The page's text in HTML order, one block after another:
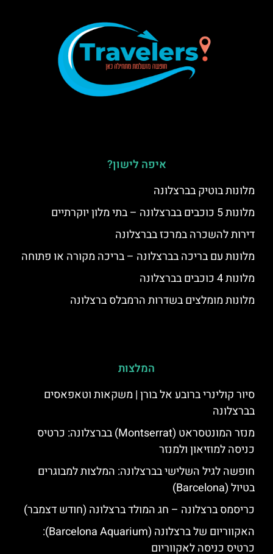
איפה לישון?
מלונות בוטיק בברצלונה
מלונות 5 כוכבים בברצלונה – בתי מלון יוקרתיים
דירות להשכרה במרכז בברצלונה
מלונות עם בריכה בברצלונה – בריכה מקורה או פתוחה
מלונות 4 כוכבים בברצלונה
מלונות מומלצים בשדרות הרמבלס ברצלונה
המלצות
סיור קולינרי ברובע אל בורן | משקאות וטאפאסים
בברצלונה
מנזר המונטסראט (Montserrat) בברצלונה: כרטיס
כניסה למוזיאון ולמנזר
חופשה לגיל השלישי בברצלונה: המלצות למבוגרים
בטיול (Barcelona)
כריסמס ברצלונה – חג המולד ברצלונה (חודש דצמבר)
האקווריום של ברצלונה (Barcelona Aquarium):
כרטיס כניסה לאקווריום